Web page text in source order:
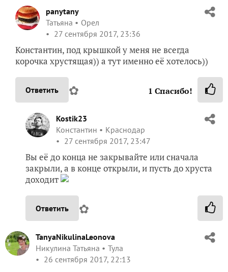
panytany
Татьяна
Орел
27 сентября 2017, 23:36
Константин, под крышкой у меня не всегда
корочка хрустящая)) а тут именно её хотелось))
Ответить ✿ 1 Спасибо!
Kostik23
Константин
Краснодар
27 сентября 2017, 23:47
Вы её до конца не закрывайте или сначала
закрыли, а в конце открыли, и пусть до хруста
доходит
Ответить ✿
TanyaNikulinaLeonova
Никулина Татьяна
Тула
26 сентября 2017, 22:13